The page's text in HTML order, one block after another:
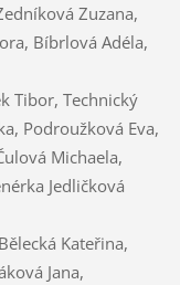
Zuzana,
Bíbrlová Adéla,
Tibor, Technický
Podroužková Eva,
Michaela,
Jedličková
Kateřina,
Jana,